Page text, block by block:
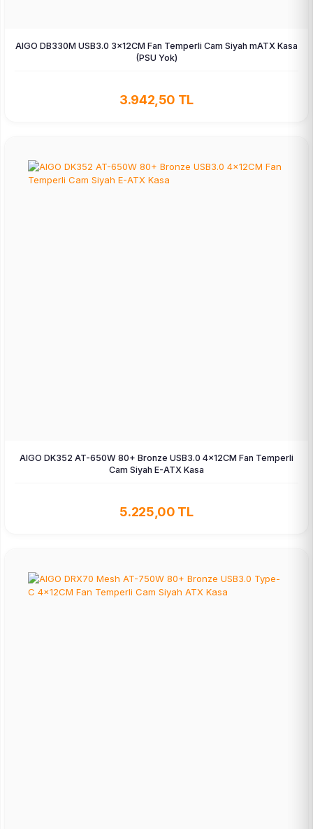
AIGO DB330M USB3.0 3×12CM Fan Temperli Cam Siyah mATX Kasa
(PSU Yok)
3.942,50 TL
AIGO DK352 AT-650W 80+ Bronze USB3.0 4×12CM Fan Temperli
Cam Siyah E-ATX Kasa
5.225,00 TL